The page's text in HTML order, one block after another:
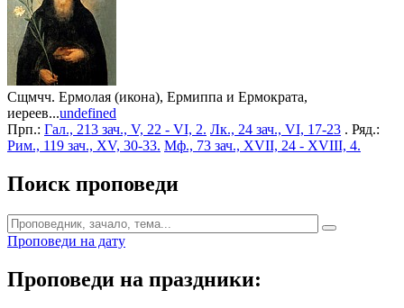
Сщмчч. Ермолая (икона), Ермиппа и Ермократа,
иереев...undefined
Прп.: Гал., 213 зач., V, 22 - VI, 2. Лк., 24 зач., VI, 17-23 . Ряд.:
Рим., 119 зач., XV, 30-33. Мф., 73 зач., XVII, 24 - XVIII, 4.
Поиск проповеди
Проповеди на дату
Проповеди на праздники: